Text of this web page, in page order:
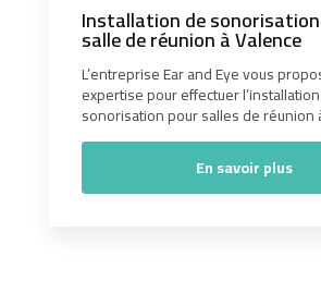
Installation de
salle de réunion à Valence
L’entreprise Ear and Eye vous
expertise pour effectuer
sonorisation pour salles de réunion
En savoir plus